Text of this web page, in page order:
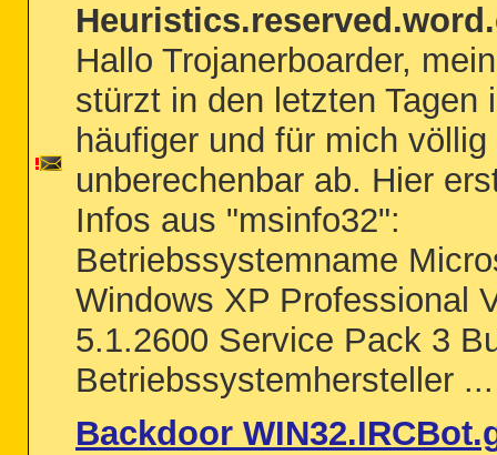
Hallo Trojanerboarder,
stürzt in den letzten Tagen
häufiger und für mich völlig
unberechenbar ab. Hier
Infos aus "msinfo32":
Betriebssystemname
Windows XP Professional
5.1.2600 Service Pack 3
Betriebssystemhersteller ...
Backdoor